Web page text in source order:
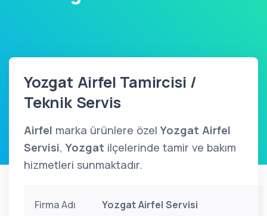
Yozgat Airfel Tamircisi /
Teknik Servis
Airfel marka ürünlere özel Yozgat Airfel
Servisi, Yozgat ilçelerinde tamir ve bakım
hizmetleri sunmaktadır.
Firma Adı Yozgat Airfel Servisi